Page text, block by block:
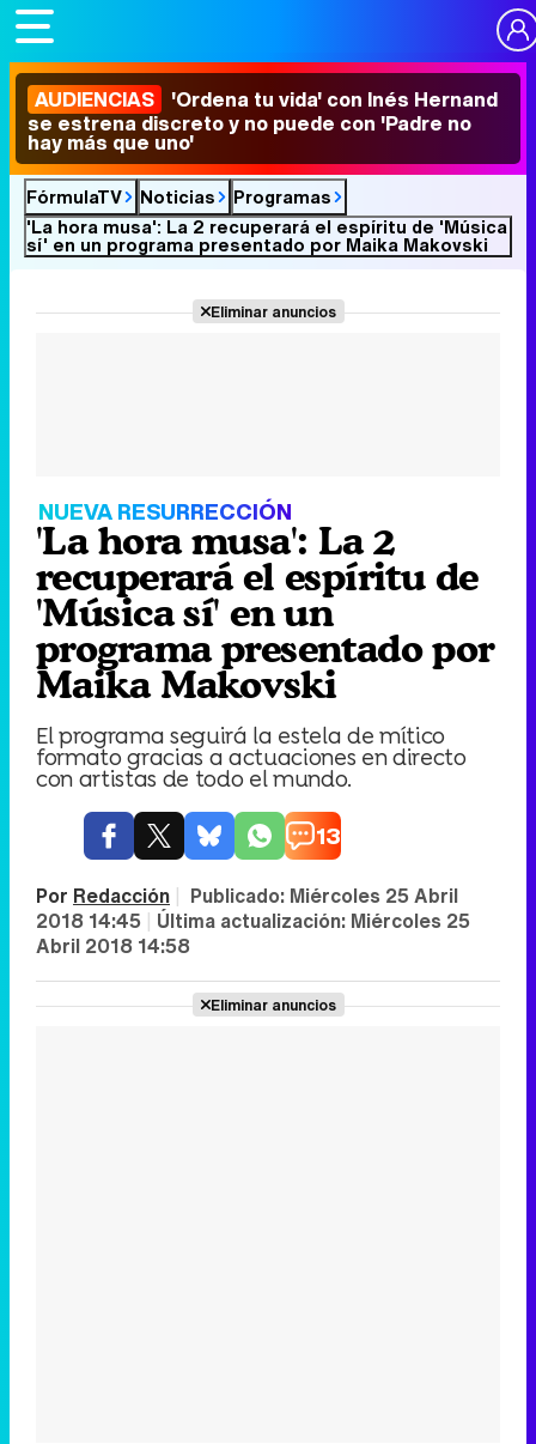
AUDIENCIAS 'Ordena tu vida' con Inés Hernand
se estrena discreto y no puede con 'Padre no
hay más que uno'
FórmulaTV Noticias
Programas
'La hora musa': La 2 recuperará el espíritu de 'Música
sí' en un programa presentado por Maika Makovski
Eliminar anuncios
NUEVA RESURRECCIÓN
'La hora musa': La 2
recuperará el espíritu de
'Música sí' en un
programa presentado por
Maika Makovski
El programa seguirá la estela de mítico
formato gracias a actuaciones en directo
con artistas de todo el mundo.
13
Por Redacción | Publicado: Miércoles 25 Abril
2018 14:45 | Última actualización: Miércoles 25
Abril 2018 14:58
Eliminar anuncios